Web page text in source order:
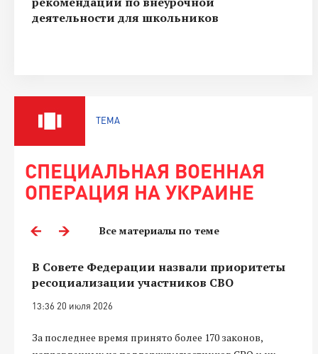
деятельности для школьников
ТЕМА
СПЕЦИАЛЬНАЯ ВОЕННАЯ
ОПЕРАЦИЯ НА УКРАИНЕ
Все материалы по теме
В Совете Федерации назвали приоритеты
ресоциализации участников СВО
13:36 20 июля 2026
За последнее время принято более 170 законов,